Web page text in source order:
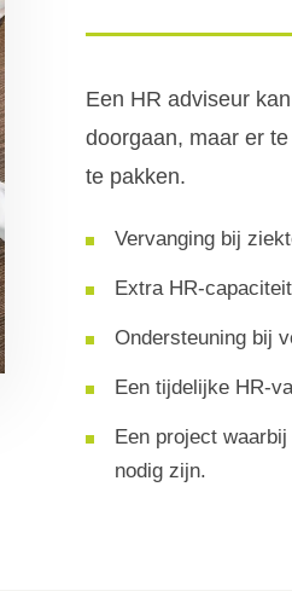
Een HR adviseur
doorgaan, maar er
te pakken.
Vervanging bij
Extra HR-
Ondersteuning bij
Een tijdelijke HR-
Een project
nodig zijn.